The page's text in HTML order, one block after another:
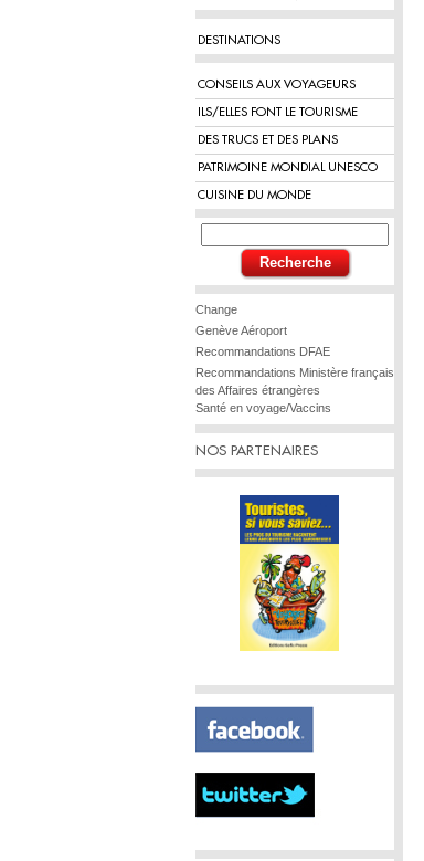
DESTINATIONS
CONSEILS AUX VOYAGEURS
ILS/ELLES FONT LE TOURISME
DES TRUCS ET DES PLANS
PATRIMOINE MONDIAL UNESCO
CUISINE DU MONDE
Change
Genève Aéroport
Recommandations DFAE
Recommandations Ministère français
des Affaires étrangères
Santé en voyage/Vaccins
NOS PARTENAIRES